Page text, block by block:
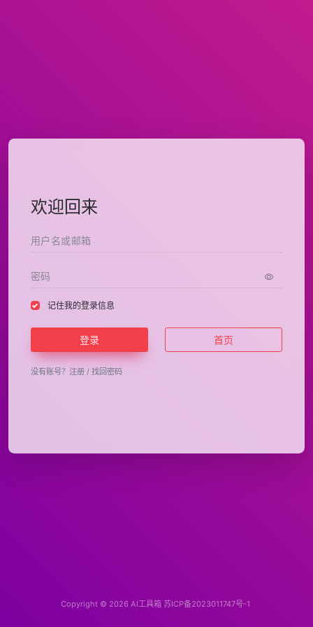
欢迎回来
记住我的登录信息
登录 首页
没有账号？ 注册 / 找回密码
Copyright © 2026 AI工具箱 苏ICP备2023011747号-1